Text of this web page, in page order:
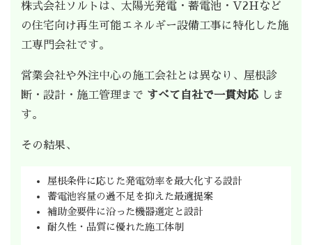
株式会社ソルトは、太陽光発電・蓄電池・V2Hなど
の住宅向け再生可能エネルギー設備工事に特化した施
工専門会社です。
営業会社や外注中心の施工会社とは異なり、屋根診
断・設計・施工管理まで すべて自社で一貫対応 しま
す。
その結果、
屋根条件に応じた発電効率を最大化する設計
蓄電池容量の過不足を抑えた最適提案
補助金要件に沿った機器選定と設計
耐久性・品質に優れた施工体制